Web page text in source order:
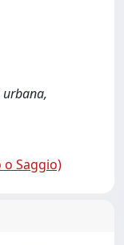
Saggio)